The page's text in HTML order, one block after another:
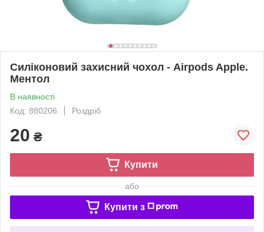
Силіконовий захисний чохол - Airpods Apple.
Ментол
В наявності
Код: 880206
Роздріб
20 ₴
Купити
або
Купити з